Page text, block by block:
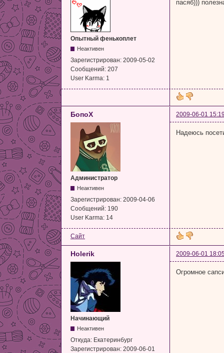
Опытный фенькоплет
Неактивен
Зарегистрирован: 2009-05-02
Сообщений: 207
User Karma: 1
пасяб)))
БопоХ 2009-06-01
Администратор
Неактивен
Зарегистрирован: 2009-04-06
Сообщений: 190
User Karma: 14
Надеюсь
Сайт
Holerik 2009-06-01
Начинающий
Неактивен
Откуда: Екатеринбург
Зарегистрирован: 2009-06-01
Огромное